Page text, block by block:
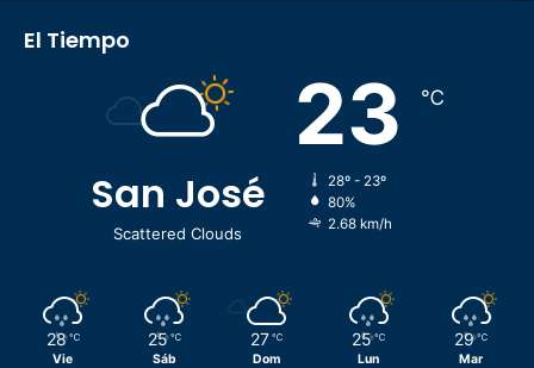
El Tiempo
San José
Scattered Clouds
23 ℃
28º - 23º
80%
2.68 km/h
28 ℃
Vie
25 ℃
Sáb
27 ℃
Dom
25 ℃
Lun
29 ℃
Mar